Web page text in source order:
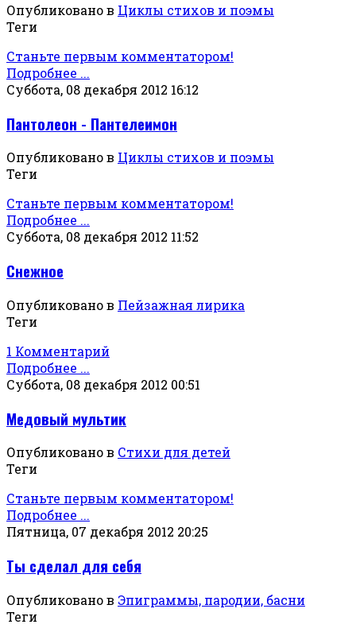
Опубликовано в Циклы стихов и поэмы
Теги
Станьте первым комментатором!
Подробнее ...
Суббота, 08 декабря 2012 16:12
Пантолеон - Пантелеимон
Опубликовано в Циклы стихов и поэмы
Теги
Станьте первым комментатором!
Подробнее ...
Суббота, 08 декабря 2012 11:52
Снежное
Опубликовано в Пейзажная лирика
Теги
1 Комментарий
Подробнее ...
Суббота, 08 декабря 2012 00:51
Медовый мультик
Опубликовано в Стихи для детей
Теги
Станьте первым комментатором!
Подробнее ...
Пятница, 07 декабря 2012 20:25
Ты сделал для себя
Опубликовано в Эпиграммы, пародии, басни
Теги